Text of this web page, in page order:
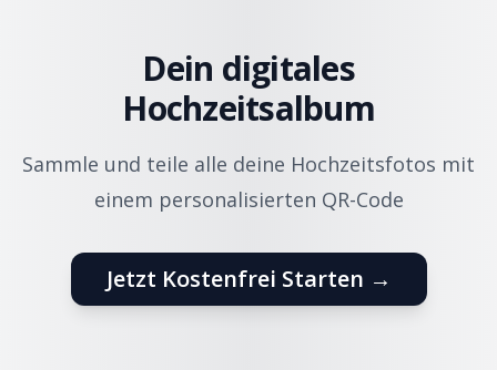
Dein digitales
Hochzeitsalbum
Sammle und teile alle deine Hochzeitsfotos mit
einem personalisierten QR-Code
Jetzt Kostenfrei Starten →